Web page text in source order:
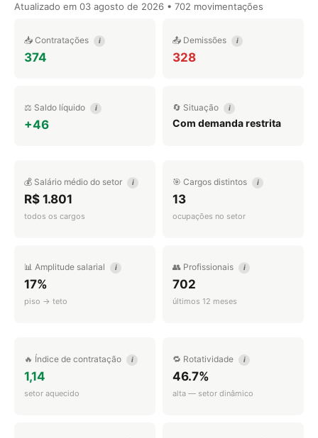
Atualizado em 03 agosto de 2026 • 702 movimentações
📥 Contratações i
374
📤 Demissões i
328
⚖️ Saldo líquido i
+46
🔄 Situação i
Com demanda restrita
💰 Salário médio do setor i
R$ 1.801
todos os cargos
🎯 Cargos distintos i
13
ocupações no setor
📊 Amplitude salarial i
17%
piso → teto
👥 Profissionais i
702
últimos 12 meses
🔥 Índice de contratação i
1,14
setor aquecido
🔁 Rotatividade i
46.7%
alta — setor dinâmico